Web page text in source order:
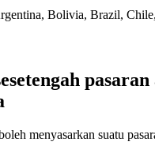
Bolivia, Brazil,
menyasarkan suatu